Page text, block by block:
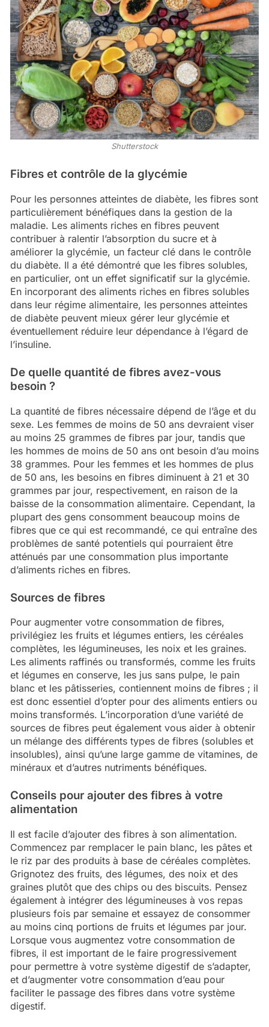
Shutterstock
Fibres et contrôle de la glycémie
Pour les personnes atteintes de diabète, les fibres sont
particulièrement bénéfiques dans la gestion de la
maladie. Les aliments riches en fibres peuvent
contribuer à ralentir l’absorption du sucre et à
améliorer la glycémie, un facteur clé dans le contrôle
du diabète. Il a été démontré que les fibres solubles,
en particulier, ont un effet significatif sur la glycémie.
En incorporant des aliments riches en fibres solubles
dans leur régime alimentaire, les personnes atteintes
de diabète peuvent mieux gérer leur glycémie et
éventuellement réduire leur dépendance à l’égard de
l’insuline.
De quelle quantité de fibres avez-vous
besoin ?
La quantité de fibres nécessaire dépend de l’âge et du
sexe. Les femmes de moins de 50 ans devraient viser
au moins 25 grammes de fibres par jour, tandis que
les hommes de moins de 50 ans ont besoin d’au moins
38 grammes. Pour les femmes et les hommes de plus
de 50 ans, les besoins en fibres diminuent à 21 et 30
grammes par jour, respectivement, en raison de la
baisse de la consommation alimentaire. Cependant, la
plupart des gens consomment beaucoup moins de
fibres que ce qui est recommandé, ce qui entraîne des
problèmes de santé potentiels qui pourraient être
atténués par une consommation plus importante
d’aliments riches en fibres.
Sources de fibres
Pour augmenter votre consommation de fibres,
privilégiez les fruits et légumes entiers, les céréales
complètes, les légumineuses, les noix et les graines.
Les aliments raffinés ou transformés, comme les fruits
et légumes en conserve, les jus sans pulpe, le pain
blanc et les pâtisseries, contiennent moins de fibres ; il
est donc essentiel d’opter pour des aliments entiers ou
moins transformés. L’incorporation d’une variété de
sources de fibres peut également vous aider à obtenir
un mélange des différents types de fibres (solubles et
insolubles), ainsi qu’une large gamme de vitamines, de
minéraux et d’autres nutriments bénéfiques.
Conseils pour ajouter des fibres à votre
alimentation
Il est facile d’ajouter des fibres à son alimentation.
Commencez par remplacer le pain blanc, les pâtes et
le riz par des produits à base de céréales complètes.
Grignotez des fruits, des légumes, des noix et des
graines plutôt que des chips ou des biscuits. Pensez
également à intégrer des légumineuses à vos repas
plusieurs fois par semaine et essayez de consommer
au moins cinq portions de fruits et légumes par jour.
Lorsque vous augmentez votre consommation de
fibres, il est important de le faire progressivement
pour permettre à votre système digestif de s’adapter,
et d’augmenter votre consommation d’eau pour
faciliter le passage des fibres dans votre système
digestif.